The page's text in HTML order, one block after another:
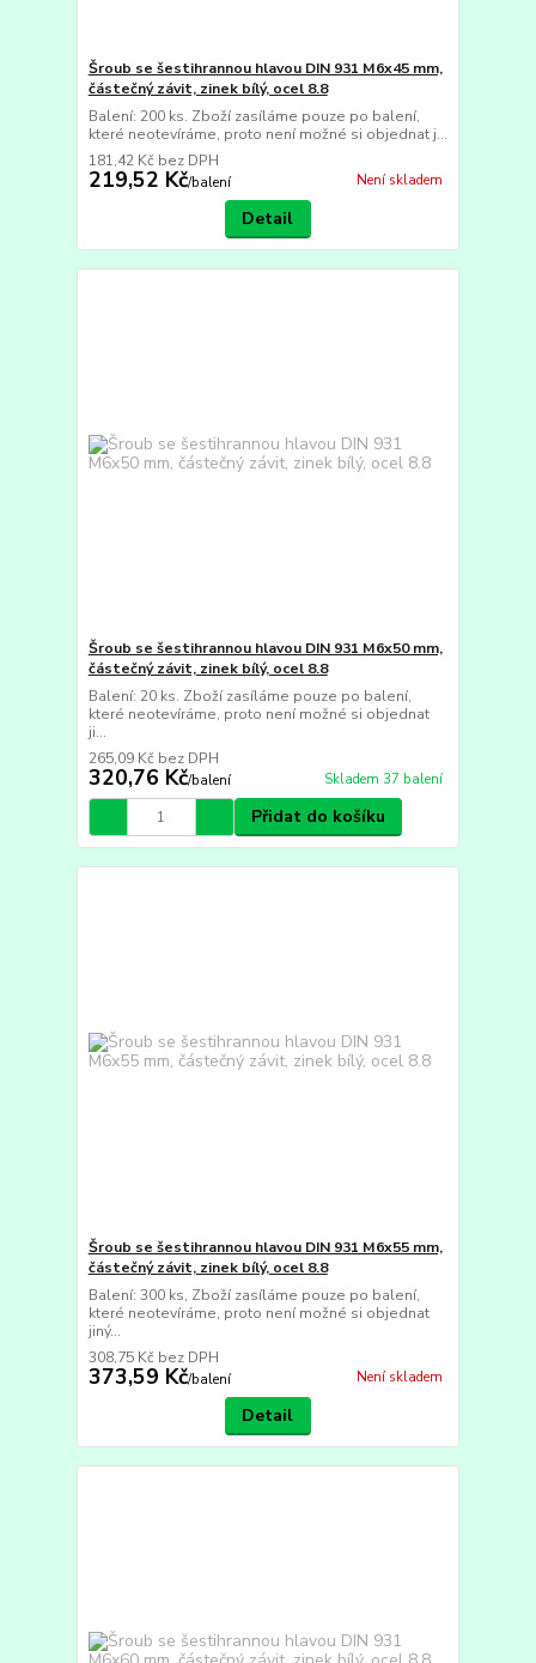
Šroub se šestihrannou hlavou DIN 931 M6x45 mm,
částečný závit, zinek bílý, ocel 8.8
Balení: 200 ks. Zboží zasíláme pouze po balení,
které neotevíráme, proto není možné si objednat j...
219,52 Kč/balení
181,42 Kč bez DPH
Není skladem
Detail
Šroub se šestihrannou hlavou DIN 931 M6x50 mm,
částečný závit, zinek bílý, ocel 8.8
Balení: 20 ks. Zboží zasíláme pouze po balení,
které neotevíráme, proto není možné si objednat
ji...
320,76 Kč/balení
265,09 Kč bez DPH
Skladem 37 balení
Přidat do košíku
Šroub se šestihrannou hlavou DIN 931 M6x55 mm,
částečný závit, zinek bílý, ocel 8.8
Balení: 300 ks, Zboží zasíláme pouze po balení,
které neotevíráme, proto není možné si objednat
jiný...
373,59 Kč/balení
308,75 Kč bez DPH
Není skladem
Detail